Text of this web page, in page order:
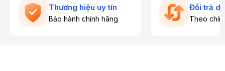
Thương hiệu uy tín
Bảo hành chính hãng
Đổi trả
Theo